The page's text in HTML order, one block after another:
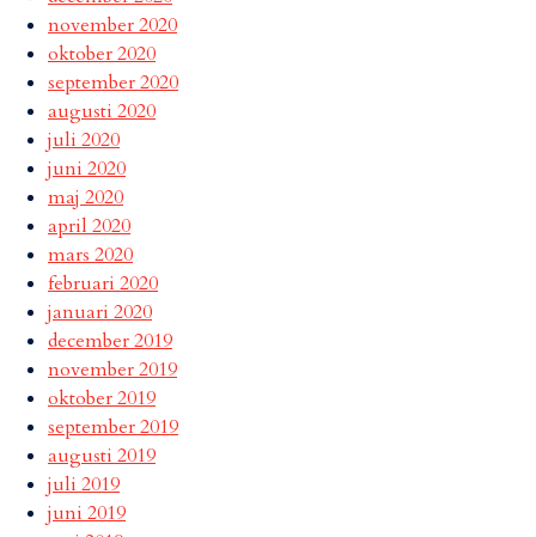
november 2020
oktober 2020
september 2020
augusti 2020
juli 2020
juni 2020
maj 2020
april 2020
mars 2020
februari 2020
januari 2020
december 2019
november 2019
oktober 2019
september 2019
augusti 2019
juli 2019
juni 2019